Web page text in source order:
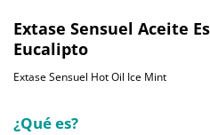
Extase Sensuel Aceite
Eucalipto
Extase Sensuel Hot Oil Ice Mint
¿Qué es?